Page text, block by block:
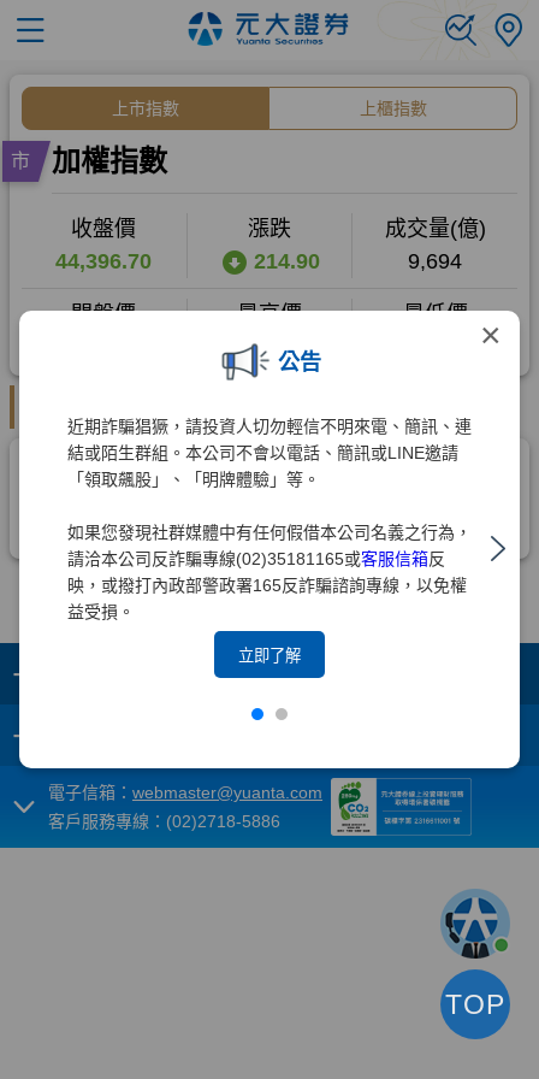
×
公告
近期詐騙猖獗，請投資人切勿輕信不明來電、簡訊、連
結或陌生群組。本公司不會以電話、簡訊或LINE邀請
「領取飆股」、「明牌體驗」等。
如果您發現社群媒體中有任何假借本公司名義之行為，
請洽本公司反詐騙專線(02)35181165或客服信箱反
映，或撥打內政部警政署165反詐騙諮詢專線，以免權
益受損。
立即了解
+
+
電子信箱： webmaster@yuanta.com
客戶服務專線：(02)2718-5886
TOP